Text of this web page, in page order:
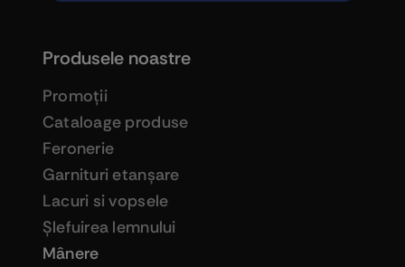
Produsele noastre
Promoţii
Cataloage produse
Feronerie
Garnituri etanşare
Lacuri si vopsele
Şlefuirea lemnului
Mânere